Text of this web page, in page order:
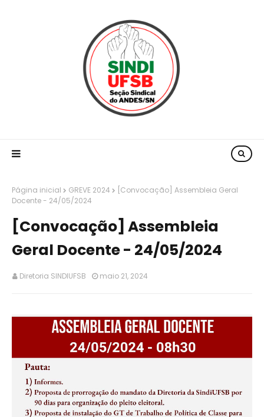
Página inicial GREVE 2024
[Convocação] Assembleia Geral
Docente - 24/05/2024
[Convocação] Assembleia
Geral Docente - 24/05/2024
Diretoria SINDIUFSB maio 21, 2024